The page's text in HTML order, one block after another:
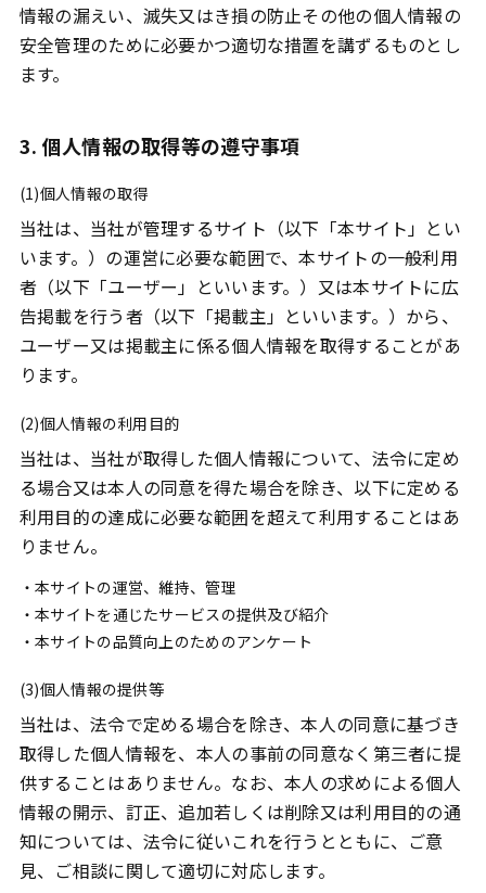
情報の漏えい、滅失又はき損の防止その他の個人情報の
安全管理のために必要かつ適切な措置を講ずるものとし
ます。
3. 個人情報の取得等の遵守事項
(1)個人情報の取得
当社は、当社が管理するサイト（以下「本サイト」とい
います。）の運営に必要な範囲で、本サイトの一般利用
者（以下「ユーザー」といいます。）又は本サイトに広
告掲載を行う者（以下「掲載主」といいます。）から、
ユーザー又は掲載主に係る個人情報を取得することがあ
ります。
(2)個人情報の利用目的
当社は、当社が取得した個人情報について、法令に定め
る場合又は本人の同意を得た場合を除き、以下に定める
利用目的の達成に必要な範囲を超えて利用することはあ
りません。
・本サイトの運営、維持、管理
・本サイトを通じたサービスの提供及び紹介
・本サイトの品質向上のためのアンケート
(3)個人情報の提供等
当社は、法令で定める場合を除き、本人の同意に基づき
取得した個人情報を、本人の事前の同意なく第三者に提
供することはありません。なお、本人の求めによる個人
情報の開示、訂正、追加若しくは削除又は利用目的の通
知については、法令に従いこれを行うとともに、ご意
見、ご相談に関して適切に対応します。